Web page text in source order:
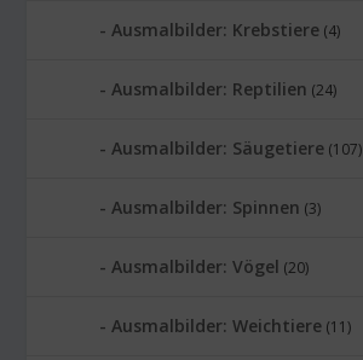
Ausmalbilder: Krebstiere (4)
Ausmalbilder: Reptilien (24)
Ausmalbilder: Säugetiere (107)
Ausmalbilder: Spinnen (3)
Ausmalbilder: Vögel (20)
Ausmalbilder: Weichtiere (11)